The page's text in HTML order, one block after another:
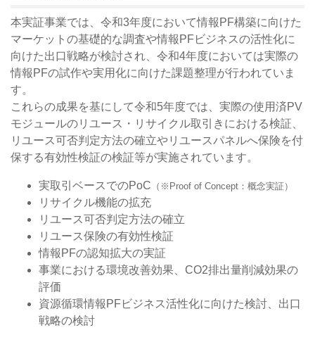
本実証事業では、令和3年度において情報PF構築に向けた
マーケットの基礎的な調査や情報PFビジネスの活性化に
向けた出口戦略が検討され、令和4年度においては実際の
情報PFの試作や実用化に向けた課題整理が行われていま
す。
これらの成果を基にして令和5年度では、実際の使用済PV
モジュールのリユース・リサイクル取引きにおける検証、
リユース可否判定方法の確立やリユースパネルへ保険を付
保する有効性検証の検証等が実施されています。
実取引ベースでのPoC （※Proof of Concept：概念実証）
リサイクル機能の拡充
リユース可否判定方法の確立
リユース保険の有効性検証
情報PFの認知拡大の実証
事業における環境改善効果、CO2排出量削減効果の
評価
資源循環情報PFビジネス活性化に向けた検討、出口
戦略の検討